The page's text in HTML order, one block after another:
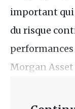
important qui
du risque
performances
Morgan